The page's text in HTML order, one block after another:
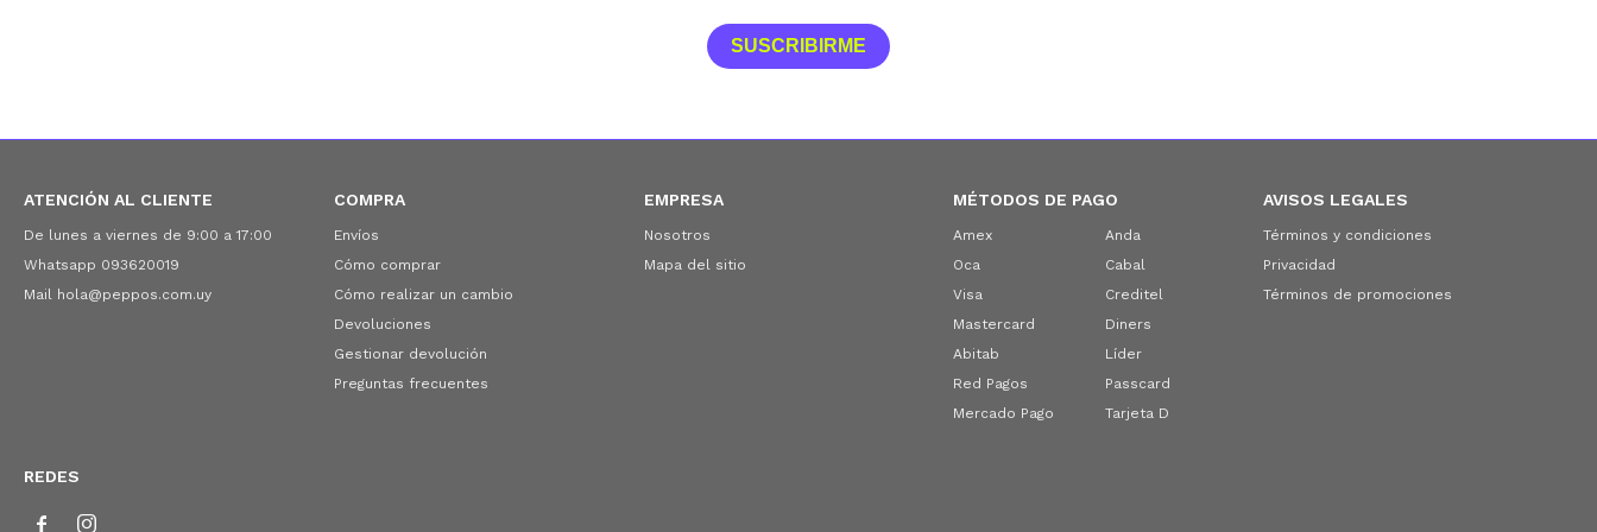
ATENCIÓN AL CLIENTE
De lunes a viernes de 9:00 a 17:00
Whatsapp 093620019
Mail hola@peppos.com.uy
COMPRA
Envíos
Cómo comprar
Cómo realizar un cambio
Devoluciones
Gestionar devolución
Preguntas frecuentes
EMPRESA
Nosotros
Mapa del sitio
MÉTODOS DE PAGO
Amex
Oca
Visa
Mastercard
Abitab
Red Pagos
Mercado Pago
Anda
Cabal
Creditel
Diners
Líder
Passcard
Tarjeta D
AVISOS LEGALES
Términos y condiciones
Privacidad
Términos de promociones
REDES
 
SUSCRIBIRME
Continuar